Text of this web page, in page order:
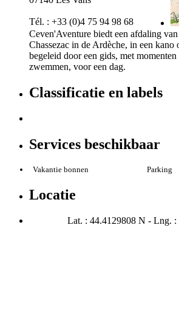
Tél. : +33 (0)4 75 94 98 68
Ceven'Aventure biedt een afdaling
Chassezac in de Ardèche, in een
begeleid door een gids, met
zwemmen, voor een dag.
Classificatie en labels
Services beschikbaar
Vakantie bonnen Parking
Locatie
Lat. : 44.4129808 N - Lng. :